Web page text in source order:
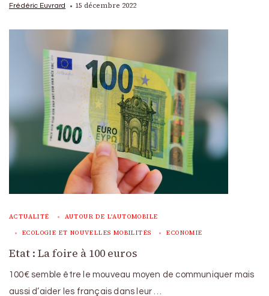
Frédéric Euvrard 15 décembre 2022
ACTUALITÉ AUTOUR DE L'AUTOMOBILE
ECOLOGIE ET NOUVELLES MOBILITÉS ECONOMIE
Etat : La foire à 100 euros
100€ semble être le mouveau moyen de communiquer mais
aussi d’aider les français dans leur …